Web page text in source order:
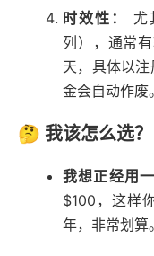
时效性：
尤
列），通常
天，具体以
金会自动作废。
🤔 我该怎么选？
我想正经用一
$100，这样
年，非常划算。